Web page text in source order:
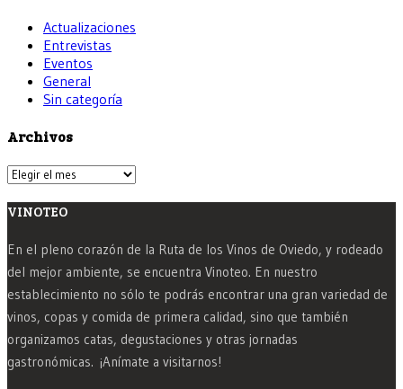
Actualizaciones
Entrevistas
Eventos
General
Sin categoría
Archivos
Archivos
VINOTEO
En el pleno corazón de la Ruta de los Vinos de Oviedo, y rodeado
del mejor ambiente, se encuentra Vinoteo. En nuestro
establecimiento no sólo te podrás encontrar una gran variedad de
vinos, copas y comida de primera calidad, sino que también
organizamos catas, degustaciones y otras jornadas
gastronómicas. ¡Anímate a visitarnos!